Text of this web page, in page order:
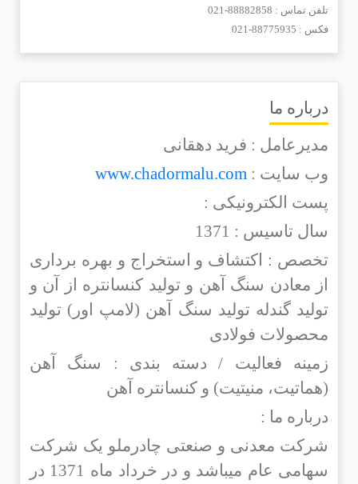
تلفن تماس : 021-88882858
فکس : 021-88775935
درباره ما
مدیرعامل : فرید دهقانی
وب سایت :
پست الکترونیکی :
سال تاسیس : 1371
تخصص : اکتشاف و استخراج و بهره برداری
از معادن سنگ آهن و تولید کنسانتره از آن و
تولید گندله تولید سنگ آهن (لامپ اور) تولید
محصولات فولادی
زمینه فعالیت / دسته بندی : سنگ آهن
(هماتیت، منیتیت) و کنسانتره آهن
درباره ما :
شركت معدنی و صنعتی چادرملو یک شرکت
سهامی عام میباشد و در خرداد ماه 1371 در